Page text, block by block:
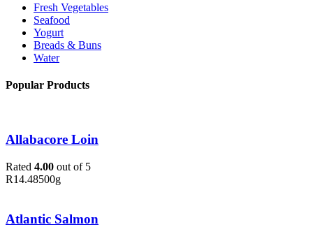
Fresh Vegetables
Seafood
Yogurt
Breads & Buns
Water
Popular Products
Allabacore Loin
Rated 4.00 out of 5
R14.48500g
Atlantic Salmon